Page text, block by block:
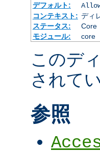
デフォルト:
コンテキスト: ディ
ステータス:
Core
モジュール:
core
このデ
されて
参照